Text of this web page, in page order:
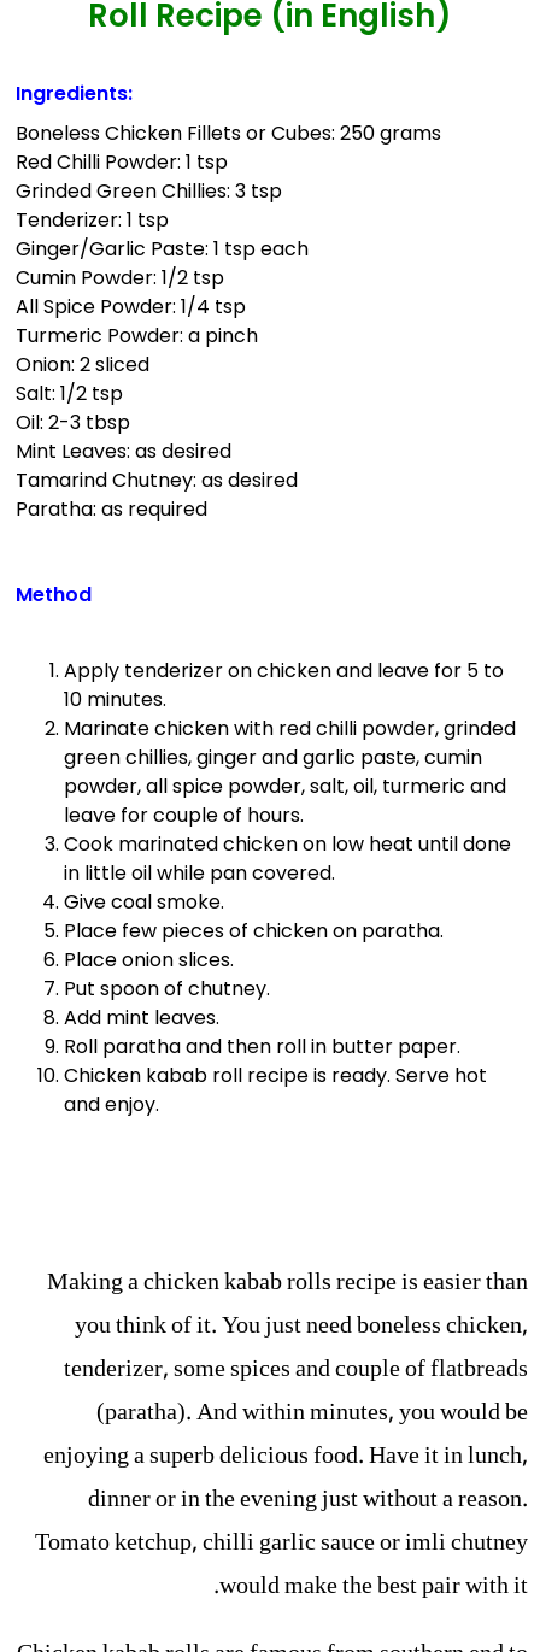
Roll Recipe (in English)
Ingredients:
Boneless Chicken Fillets or Cubes: 250 grams
Red Chilli Powder: 1 tsp
Grinded Green Chillies: 3 tsp
Tenderizer: 1 tsp
Ginger/Garlic Paste: 1 tsp each
Cumin Powder: 1/2 tsp
All Spice Powder: 1/4 tsp
Turmeric Powder: a pinch
Onion: 2 sliced
Salt: 1/2 tsp
Oil: 2-3 tbsp
Mint Leaves: as desired
Tamarind Chutney: as desired
Paratha: as required
Method
Apply tenderizer on chicken and leave for 5 to
10 minutes.
Marinate chicken with red chilli powder, grinded
green chillies, ginger and garlic paste, cumin
powder, all spice powder, salt, oil, turmeric and
leave for couple of hours.
Cook marinated chicken on low heat until done
in little oil while pan covered.
Give coal smoke.
Place few pieces of chicken on paratha.
Place onion slices.
Put spoon of chutney.
Add mint leaves.
Roll paratha and then roll in butter paper.
Chicken kabab roll recipe is ready. Serve hot
and enjoy.
Making a chicken kabab rolls recipe is easier than
you think of it. You just need boneless chicken,
tenderizer, some spices and couple of flatbreads
(paratha). And within minutes, you would be
enjoying a superb delicious food. Have it in lunch,
dinner or in the evening just without a reason.
Tomato ketchup, chilli garlic sauce or imli chutney
would make the best pair with it.